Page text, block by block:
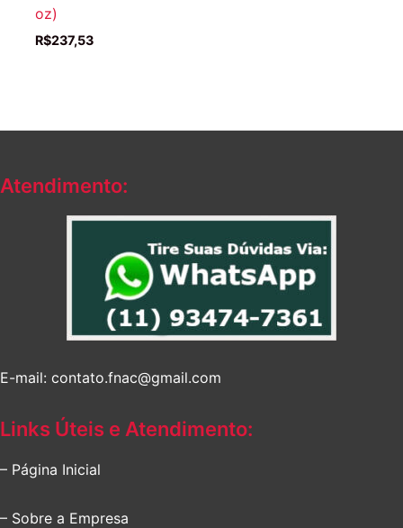
oz)
R$237,53
Atendimento:
E-mail: contato.fnac@gmail.com
Links Úteis e Atendimento:
– Página Inicial
– Sobre a Empresa